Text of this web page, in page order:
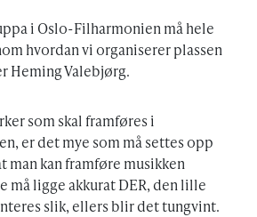
i Oslo-Filharmonien må hele
hvordan vi organiserer plassen
Heming Valebjørg.
som skal framføres i
er det mye som må settes opp
man kan framføre musikken
må ligge akkurat DER, den lille
slik, ellers blir det tungvint.